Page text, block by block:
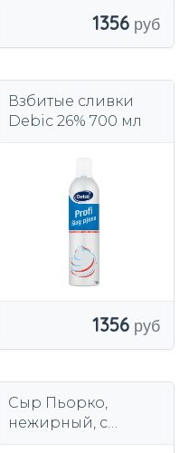
1356
Взбитые сливки
Debic 26% 700 мл
1356
Сыр Пьорко,
нежирный, с